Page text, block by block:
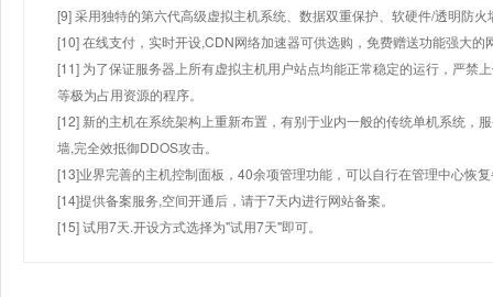
[9] 采用独特的第六代高级虚拟主机系统、数据双重保护、软硬件/透明防火
[10] 在线支付，实时开设,CDN网络加速器可供选购，免费赠送功能强大
[11] 为了保证服务器上所有虚拟主机用户站点均能正常稳定的运行，严禁
等极为占用资源的程序。
[12] 新的主机在系统架构上重新布置，有别于业内一般的传统单机系统，
墙,完全效抵御DDOS攻击。
[13]业界完善的主机控制面板，40余项管理功能，可以自行在管理中心恢
[14]提供备案服务,空间开通后，请于7天内进行网站备案。
[15] 试用7天.开设方式选择为"试用7天"即可。